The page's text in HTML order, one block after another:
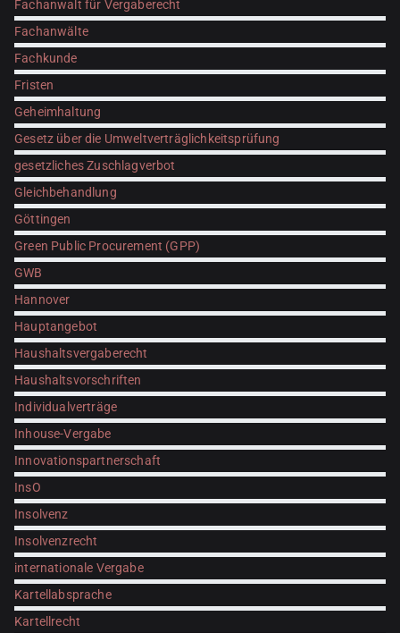
Fachanwalt für Vergaberecht
Fachanwälte
Fachkunde
Fristen
Geheimhaltung
Gesetz über die Umweltverträglichkeitsprüfung
gesetzliches Zuschlagverbot
Gleichbehandlung
Göttingen
Green Public Procurement (GPP)
GWB
Hannover
Hauptangebot
Haushaltsvergaberecht
Haushaltsvorschriften
Individualverträge
Inhouse-Vergabe
Innovationspartnerschaft
InsO
Insolvenz
Insolvenzrecht
internationale Vergabe
Kartellabsprache
Kartellrecht